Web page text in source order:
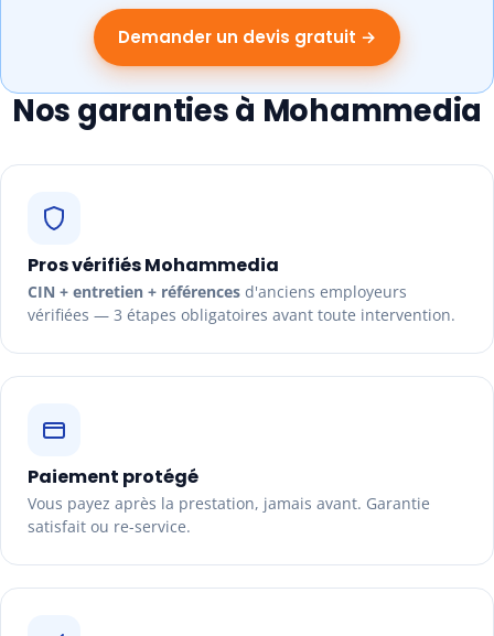
Demander un devis gratuit →
Nos garanties à Mohammedia
Pros vérifiés Mohammedia
CIN + entretien + références d'anciens employeurs
vérifiées — 3 étapes obligatoires avant toute intervention.
Paiement protégé
Vous payez après la prestation, jamais avant. Garantie
satisfait ou re-service.